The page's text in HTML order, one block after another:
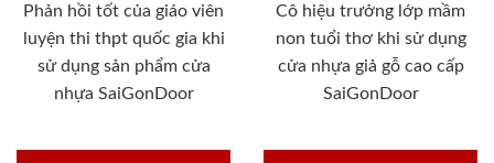
Phản hồi tốt của giáo viên
luyện thi thpt quốc gia khi
sử dụng sản phẩm cửa
nhựa SaiGonDoor
Cô hiệu trưởng lớp mầm
non tuổi thơ khi sử dụng
cửa nhựa giả gỗ cao cấp
SaiGonDoor